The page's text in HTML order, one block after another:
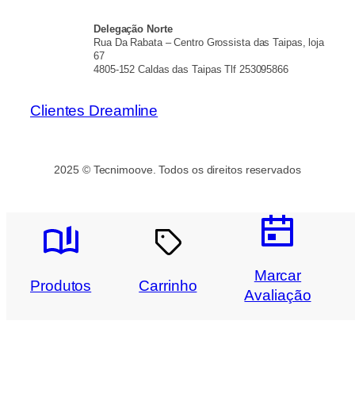
Delegação Norte
Rua Da Rabata – Centro Grossista das Taipas, loja
67
4805-152 Caldas das Taipas Tlf 253095866
Clientes Dreamline
2025 © Tecnimoove. Todos os direitos reservados
Produtos Carrinho
Marcar
Avaliação